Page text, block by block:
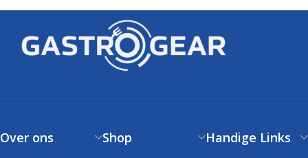
Over ons Shop
Handige Links